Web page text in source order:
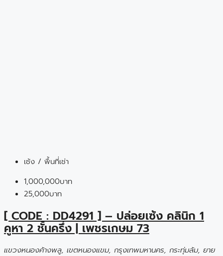
เซ้ง / พื้นที่เช่า
1,000,000บาท
25,000บาท
[ CODE : DD4291 ] – ปล่อยเซ้ง คลินิก 1
คูหา 2 ชั้นครึ่ง | เพชรเกษม 73
แขวงหนองค้างพลู, เขตหนองแขม, กรุงเทพมหานคร, กระทุ่มล้ม, ยาย